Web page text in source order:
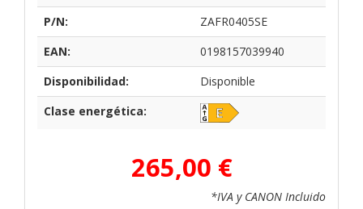
P/N:
ZAFR0405SE
EAN:
0198157039940
Disponibilidad:
Disponible
Clase energética:
265,00 €
*IVA y CANON Incluido